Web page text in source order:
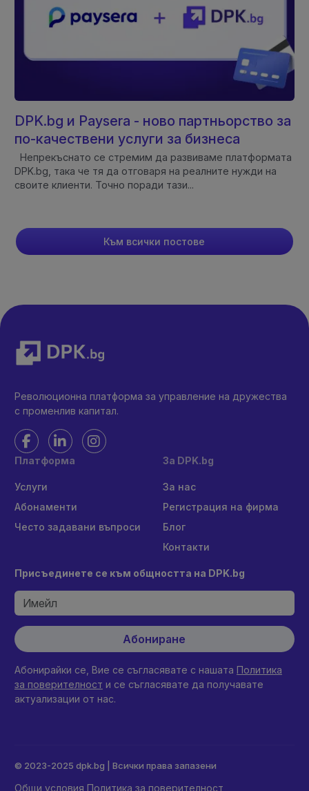
DPK.bg и Paysera - ново партньорство за
по-качествени услуги за бизнеса
Непрекъснато се стремим да развиваме платформата
DPK.bg, така че тя да отговаря на реалните нужди на
своите клиенти. Точно поради тази...
Към всички постове
Революционна платформа за управление на дружества
с променлив капитал.
Платформа
Услуги
Абонаменти
Често задавани въпроси
За DPK.bg
За нас
Регистрация на фирма
Блог
Контакти
Присъединете се към общността на DPK.bg
Абониране
Абонирайки се, Вие се съгласявате с нашата Политика
за поверителност и се съгласявате да получавате
актуализации от нас.
© 2023-2025 dpk.bg | Всички права запазени
Общи условия Политика за поверителност